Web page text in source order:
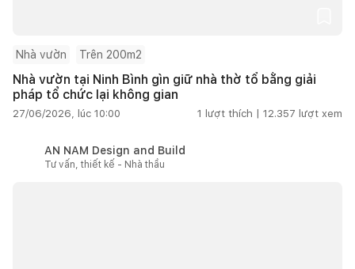
Nhà vườn Trên 200m2
Nhà vườn tại Ninh Bình gìn giữ nhà thờ tổ bằng giải
pháp tổ chức lại không gian
27/06/2026, lúc 10:00 1 lượt thích | 12.357 lượt xem
AN NAM Design and Build
Tư vấn, thiết kế - Nhà thầu